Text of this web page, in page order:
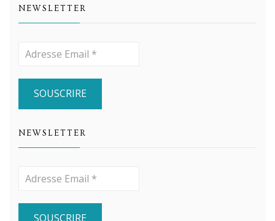
NEWSLETTER
NEWSLETTER